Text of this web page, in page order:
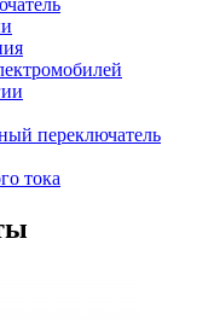
переключатель
тока